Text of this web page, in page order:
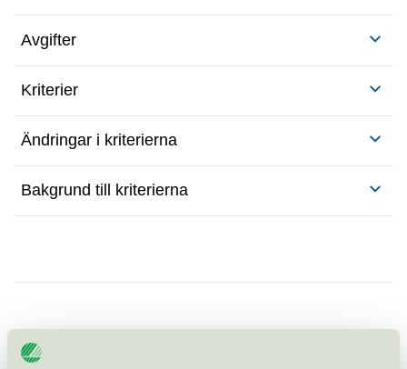
Avgifter
Kriterier
Ändringar i kriterierna
Bakgrund till kriterierna